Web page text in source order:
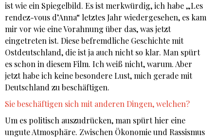
ist wie ein Spiegelbild. Es ist merkwürdig, ich habe „Les
rendez-vous d’Anna“ letztes Jahr wiedergesehen, es kam
mir vor wie eine Vorahnung über das, was jetzt
eingetreten ist. Diese befremdliche Geschichte mit
Ostdeutschland, die ist ja auch nicht so klar. Man spürt
es schon in diesem Film. Ich weiß nicht, warum. Aber
jetzt habe ich keine besondere Lust, mich gerade mit
Deutschland zu beschäftigen.
Sie beschäftigen sich mit anderen Dingen, welchen?
Um es politisch auszudrücken, man spürt hier eine
ungute Atmosphäre. Zwischen Ökonomie und Rassismus